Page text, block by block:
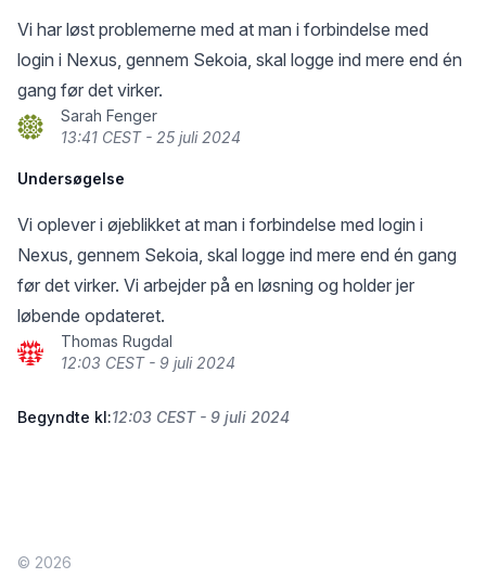
Vi har løst problemerne med at man i forbindelse med
login i Nexus, gennem Sekoia, skal logge ind mere end én
gang før det virker.
Sarah Fenger
13:41 CEST - 25 juli 2024
Undersøgelse
Vi oplever i øjeblikket at man i forbindelse med login i
Nexus, gennem Sekoia, skal logge ind mere end én gang
før det virker. Vi arbejder på en løsning og holder jer
løbende opdateret.
Thomas Rugdal
12:03 CEST - 9 juli 2024
Begyndte kl:12:03 CEST - 9 juli 2024
© 2026